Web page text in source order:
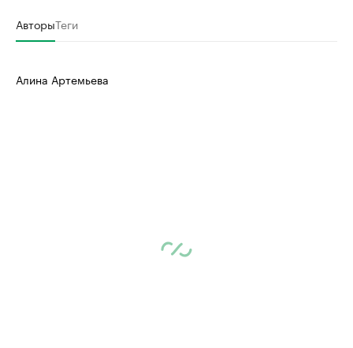
АвторыТеги
Алина Артемьева